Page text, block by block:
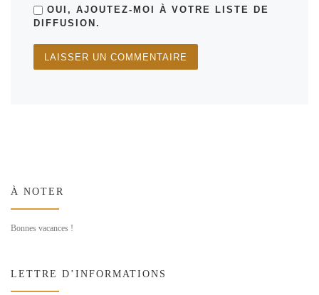
OUI, AJOUTEZ-MOI À VOTRE LISTE DE
DIFFUSION.
À NOTER
Bonnes vacances !
LETTRE D’INFORMATIONS